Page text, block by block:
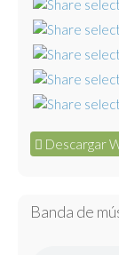
Descargar
Banda de